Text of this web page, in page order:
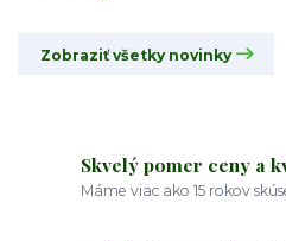
Zobraziť všetky novinky
Skvelý pomer ceny a
Máme viac ako 15 rokov